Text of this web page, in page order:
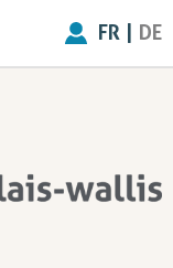
FR DE